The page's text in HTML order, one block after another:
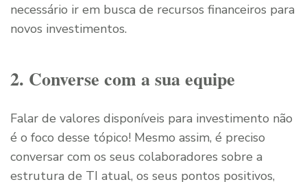
necessário ir em busca de recursos financeiros para
novos investimentos.
2. Converse com a sua equipe
Falar de valores disponíveis para investimento não
é o foco desse tópico! Mesmo assim, é preciso
conversar com os seus colaboradores sobre a
estrutura de TI atual, os seus pontos positivos,